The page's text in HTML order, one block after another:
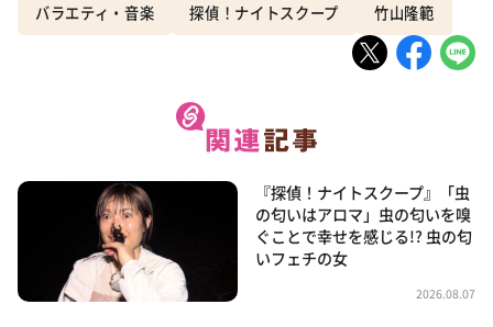
バラエティ・音楽 探偵！ナイトスクープ 竹山隆範
『探偵！ナイトスクープ』「虫
の匂いはアロマ」虫の匂いを嗅
ぐことで幸せを感じる!? 虫の匂
いフェチの女
2026.08.07